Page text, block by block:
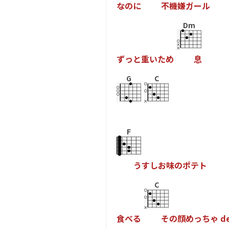
なのに 不機嫌ガール
ずっ と重いため
Dm
息
G C
F
うすしお味のポテ ト
食べる
C
その顔めっちゃ d